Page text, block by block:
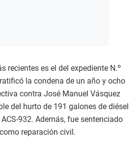
recientes es el del expediente N.º
la condena de un año y ocho
contra José Manuel Vásquez
del hurto de 191 galones de diésel
932. Además, fue sentenciado
reparación civil.